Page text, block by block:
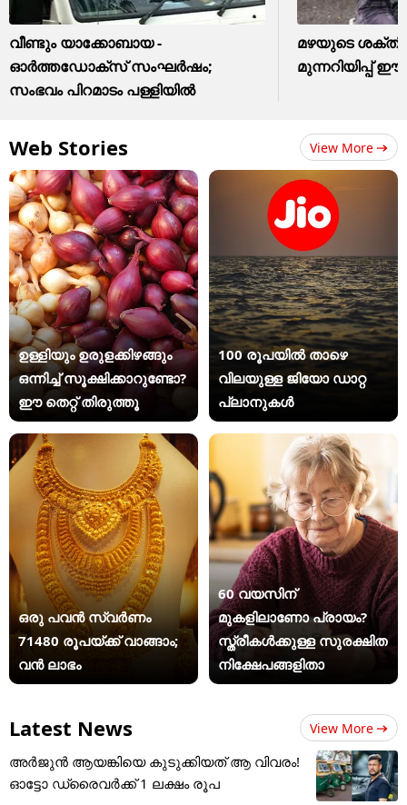
വീണ്ടും യാക്കോബായ -
ഓർത്തഡോക്സ് സംഘർഷം;
സംഭവം പിറമാടം പള്ളിയിൽ
മഴയുടെ
മുന്നറിയിപ്പ് ഈ
Web Stories View More
ഉള്ളിയും ഉരുളക്കിഴങ്ങും
ഒന്നിച്ച് സൂക്ഷിക്കാറുണ്ടോ?
ഈ തെറ്റ് തിരുത്തൂ
100 രൂപയിൽ താഴെ
വിലയുള്ള ജിയോ ഡാറ്റ
പ്ലാനുകൾ
ഒരു പവൻ സ്വർണം
71480 രൂപയ്ക്ക് വാങ്ങാം;
വൻ ലാഭം
60 വയസിന്
മുകളിലാണോ പ്രായം?
സ്ത്രീകള്‍ക്കുള്ള സുരക്ഷിത
നിക്ഷേപങ്ങളിതാ
Latest News View More
അർജുൻ ആയങ്കിയെ കുടുക്കിയത് ആ വിവരം!
ഓട്ടോ ഡ്രൈവർക്ക് 1 ലക്ഷം രൂപ